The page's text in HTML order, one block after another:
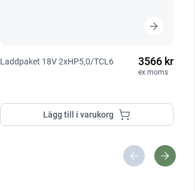
Laddpaket 18V 2xHP5,0/TCL6 3566 kr
ex moms
Lägg till i varukorg